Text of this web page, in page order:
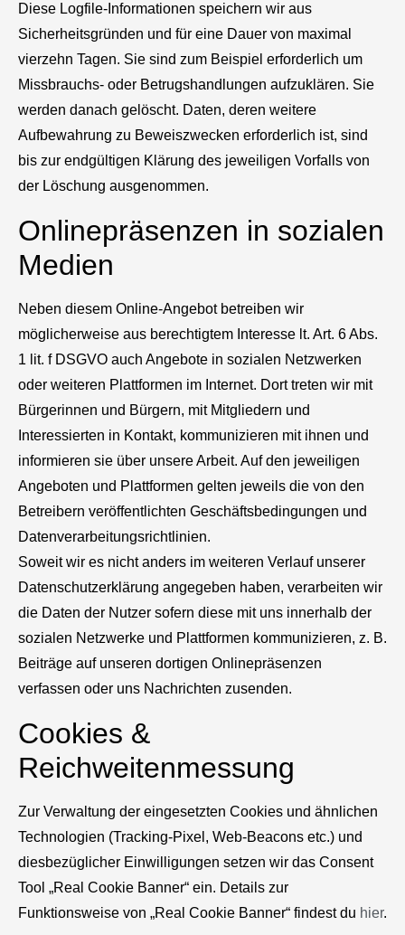
Diese Logfile-Informationen speichern wir aus
Sicherheitsgründen und für eine Dauer von maximal
vierzehn Tagen. Sie sind zum Beispiel erforderlich um
Missbrauchs- oder Betrugshandlungen aufzuklären. Sie
werden danach gelöscht. Daten, deren weitere
Aufbewahrung zu Beweiszwecken erforderlich ist, sind
bis zur endgültigen Klärung des jeweiligen Vorfalls von
der Löschung ausgenommen.
Onlinepräsenzen in sozialen
Medien
Neben diesem Online-Angebot betreiben wir
möglicherweise aus berechtigtem Interesse lt. Art. 6 Abs.
1 lit. f DSGVO auch Angebote in sozialen Netzwerken
oder weiteren Plattformen im Internet. Dort treten wir mit
Bürgerinnen und Bürgern, mit Mitgliedern und
Interessierten in Kontakt, kommunizieren mit ihnen und
informieren sie über unsere Arbeit. Auf den jeweiligen
Angeboten und Plattformen gelten jeweils die von den
Betreibern veröffentlichten Geschäftsbedingungen und
Datenverarbeitungsrichtlinien.
Soweit wir es nicht anders im weiteren Verlauf unserer
Datenschutzerklärung angegeben haben, verarbeiten wir
die Daten der Nutzer sofern diese mit uns innerhalb der
sozialen Netzwerke und Plattformen kommunizieren, z. B.
Beiträge auf unseren dortigen Onlinepräsenzen
verfassen oder uns Nachrichten zusenden.
Cookies &
Reichweitenmessung
Zur Verwaltung der eingesetzten Cookies und ähnlichen
Technologien (Tracking-Pixel, Web-Beacons etc.) und
diesbezüglicher Einwilligungen setzen wir das Consent
Tool „Real Cookie Banner“ ein. Details zur
Funktionsweise von „Real Cookie Banner“ findest du hier.